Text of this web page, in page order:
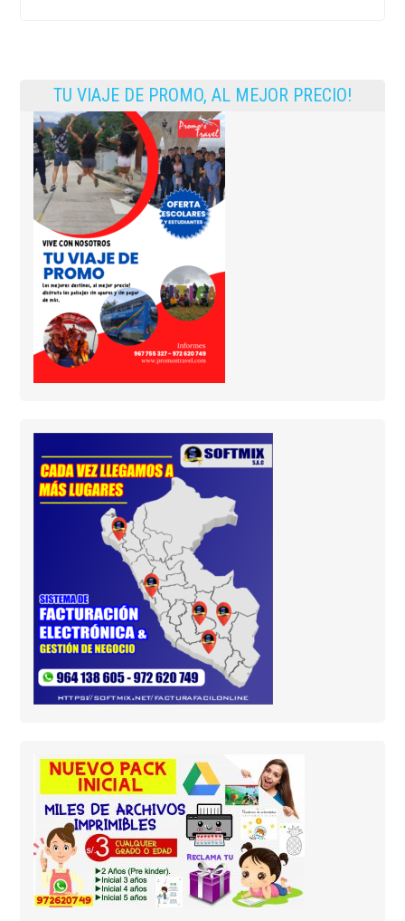
TU VIAJE DE PROMO, AL MEJOR PRECIO!